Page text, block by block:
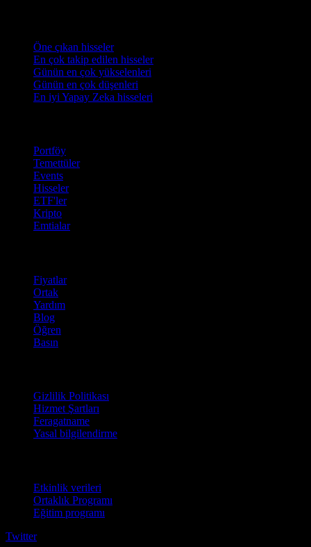
Öne çıkan hisseler
En çok takip edilen hisseler
Günün en çok yükselenleri
Günün en çok düşenleri
En iyi Yapay Zeka hisseleri
Portföy
Temettüler
Events
Hisseler
ETF'ler
Kripto
Emtialar
Fiyatlar
Ortak
Yardım
Blog
Öğren
Basın
Gizlilik Politikası
Hizmet Şartları
Feragatname
Yasal bilgilendirme
Etkinlik verileri
Ortaklık Programı
Eğitim programı
Twitter